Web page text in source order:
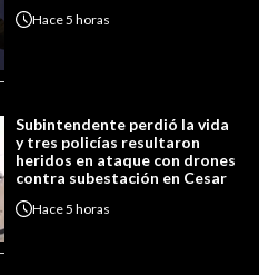
Hace5 horas
Subintendente perdió la vida
y tres policías resultaron
heridos en ataque con drones
contra subestación en Cesar
Hace5 horas